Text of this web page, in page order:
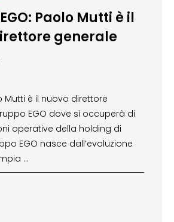
Paolo Mutti è il
generale
Mutti è il nuovo direttore
EGO dove si occuperà di
operative della holding di
EGO nasce dall’evoluzione
…